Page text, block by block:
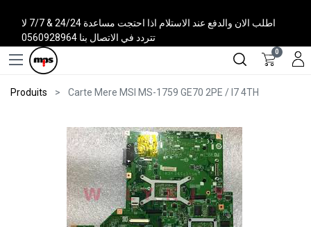
اطلب الان والدفع عند الاستلام اذا احتجت مساعدة 24/24 & 7/7 لا
تتردد في الاتصال بنا 0560928964
0
Produits Carte Mere MSI MS-1759 GE70 2PE / I7 4TH